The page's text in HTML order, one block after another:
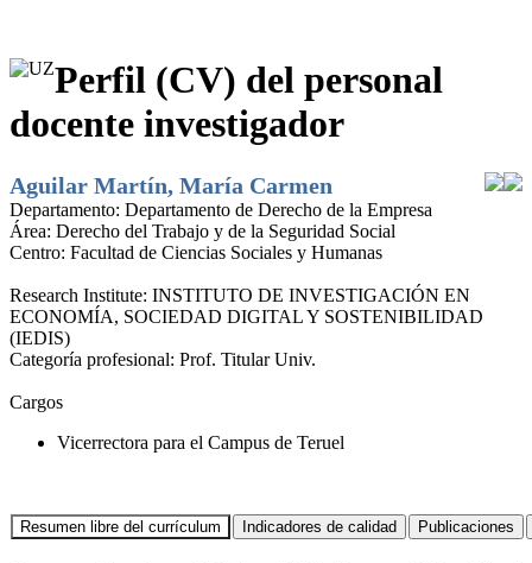
Perfil (CV) del personal
docente investigador
Aguilar Martín, María Carmen
Departamento: Departamento de Derecho de la Empresa
Área: Derecho del Trabajo y de la Seguridad Social
Centro: Facultad de Ciencias Sociales y Humanas
Research Institute: INSTITUTO DE INVESTIGACIÓN EN
ECONOMÍA, SOCIEDAD DIGITAL Y SOSTENIBILIDAD
(IEDIS)
Categoría profesional: Prof. Titular Univ.
Cargos
Vicerrectora para el Campus de Teruel